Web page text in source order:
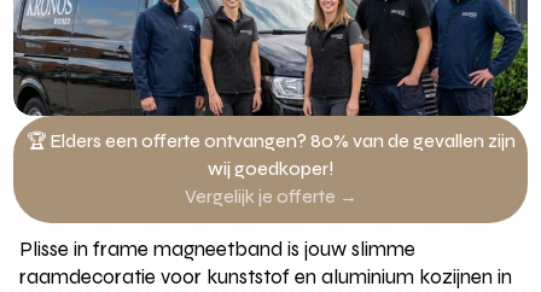
🏆 Elders een offerte ontvangen? 80% van de gevallen zijn
wij goedkoper!
Vergelijk je offerte →
Plisse in frame magneetband is jouw slimme
raamdecoratie voor kunststof en aluminium kozijnen in